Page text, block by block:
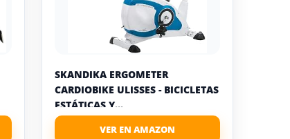
SKANDIKA ERGOMETER
CARDIOBIKE ULISSES - BICICLETAS
ESTÁTICAS Y...